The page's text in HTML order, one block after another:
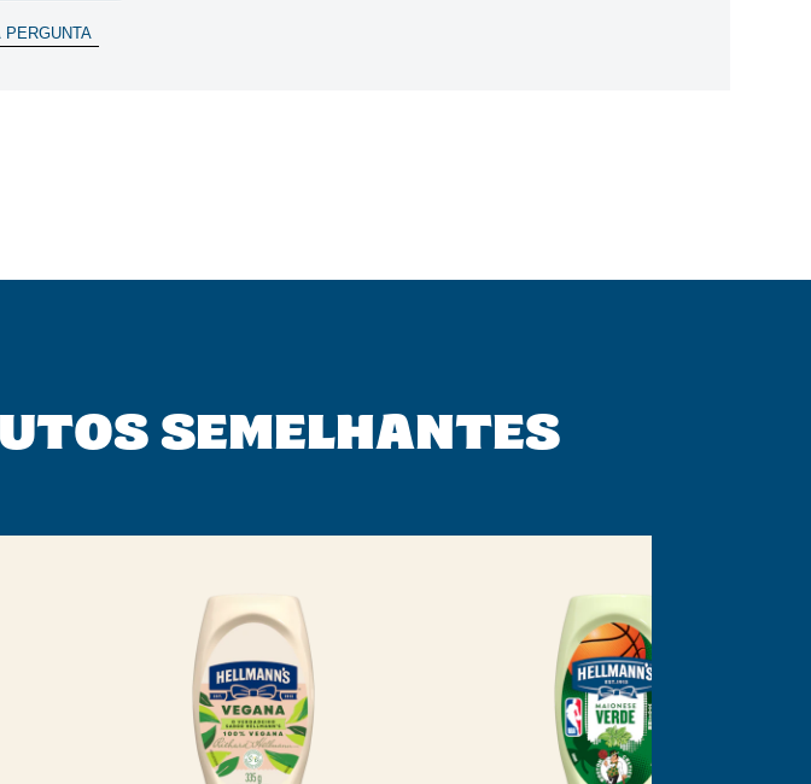
PERGUNTA
SEMELHANTES